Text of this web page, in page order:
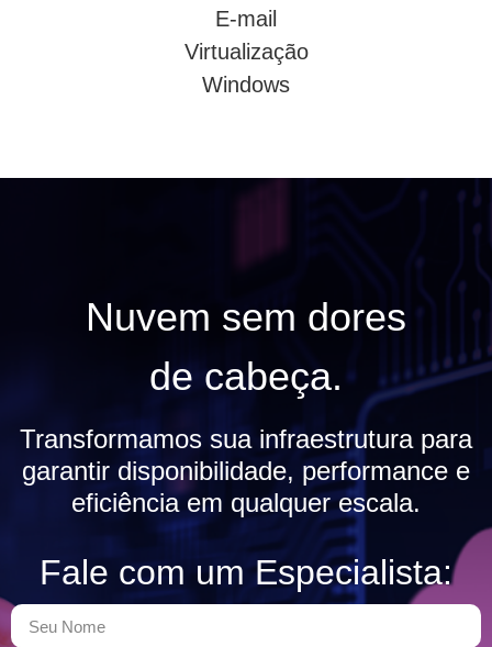
E-mail
Virtualização
Windows
Nuvem sem dores
de cabeça.
Transformamos sua infraestrutura para
garantir disponibilidade, performance e
eficiência em qualquer escala.
Fale com um Especialista: